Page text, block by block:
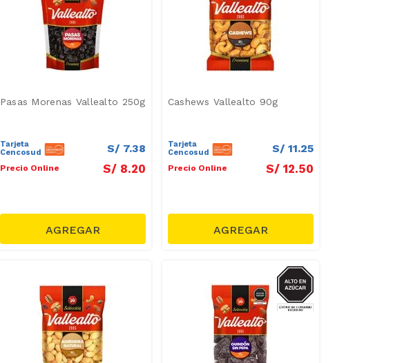
Pasas Morenas Vallealto 250g
Tarjeta
Cencosud
S/ 7.38
Precio Online S/ 8.20
Cashews Vallealto 90g
Tarjeta
Cencosud
S/ 11.25
Precio Online S/ 12.50
AZUCAR